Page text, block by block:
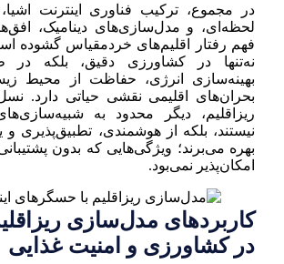
در مجموع، ترکیب فناوری اینترنت
لحظه‌ای، و مدل‌سازی‌های دینامیک،
فهم رفتار اقلیم‌های خردمقیاس گشوده
نه‌تنها در کشاورزی دقیق، بلکه
بهینه‌سازی انرژی، حفاظت از محیط
بحران‌های اقلیمی نقشی حیاتی دارد.
ریزاقلیم، دیگر محدود به
نیستند، بلکه از هوشمندی، تطبیق‌پذیری
امکان‌پذیر نمی‌بود.
در کشاورزی و امنیت غذایی